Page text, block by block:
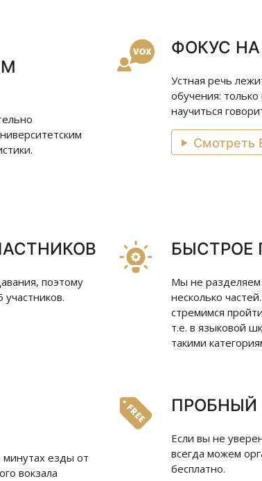
ФОКУС
Устная речь
обучения:
научиться
Смотреть
поэтому
БЫСТРОЕ
Мы не разделяем
несколько
стремимся
т.е. в языковой
такими
минутах езды от
вокзала
ПРОБНЫЙ
Если вы не
всегда можем
бесплатно.